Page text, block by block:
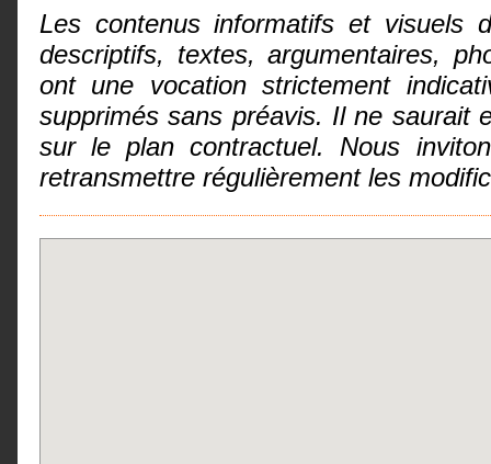
Les contenus informatifs et visuels
descriptifs, textes, argumentaires,
ont une vocation strictement
supprimés sans préavis. Il ne saurait
sur le plan contractuel. Nous
retransmettre régulièrement les